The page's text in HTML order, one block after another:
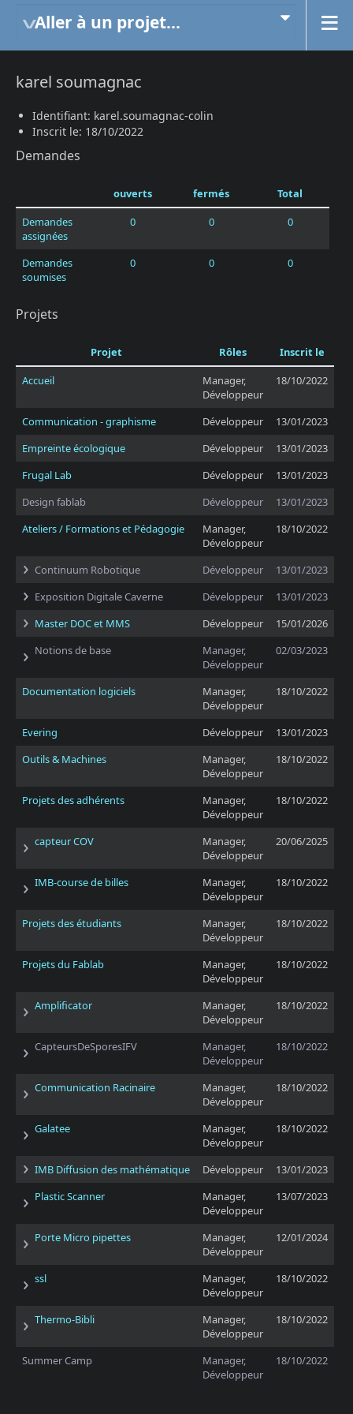
Aller à un projet...
karel soumagnac
Identifiant: karel.soumagnac-colin
Inscrit le: 18/10/2022
Demandes
ouverts fermés
Total
Demandes
assignées
0 0 0
Demandes
soumises
0 0 0
Projets
Projet Rôles
Inscrit le
Accueil
Manager,
Développeur
18/10/2022
Communication - graphisme Développeur
13/01/2023
Empreinte écologique
Développeur
13/01/2023
Frugal Lab
Développeur
13/01/2023
Design fablab
Développeur
13/01/2023
Ateliers / Formations et Pédagogie
Manager,
Développeur
18/10/2022
Continuum Robotique Développeur
13/01/2023
Exposition Digitale Caverne
Développeur
13/01/2023
Master DOC et MMS
Développeur
15/01/2026
Notions de base
Manager,
Développeur
02/03/2023
Documentation logiciels
Manager,
Développeur
18/10/2022
Evering Développeur
13/01/2023
Outils & Machines
Manager,
Développeur
18/10/2022
Projets des adhérents
Manager,
Développeur
18/10/2022
capteur COV
Manager,
Développeur
20/06/2025
IMB-course de billes
Manager,
Développeur
18/10/2022
Projets des étudiants
Manager,
Développeur
18/10/2022
Projets du Fablab
Manager,
Développeur
18/10/2022
Amplificator
Manager,
Développeur
18/10/2022
CapteursDeSporesIFV
Manager,
Développeur
18/10/2022
Communication Racinaire
Manager,
Développeur
18/10/2022
Galatee
Manager,
Développeur
18/10/2022
IMB Diffusion des mathématique Développeur
13/01/2023
Plastic Scanner
Manager,
Développeur
13/07/2023
Porte Micro pipettes
Manager,
Développeur
12/01/2024
ssl
Manager,
Développeur
18/10/2022
Thermo-Bibli
Manager,
Développeur
18/10/2022
Summer Camp
Manager,
Développeur
18/10/2022